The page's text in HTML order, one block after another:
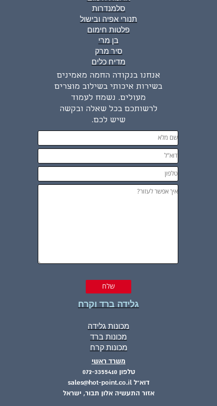
משרד ראשי
טלפון 072-3355410
דוא"ל sales@hot-point.co.il
אזור התעשיה אלון תבור, ישראל
אנחנו בנקודה החמה מאמינים
בשירות איכותי בשילוב מוצרים
מעולים. נשמח לעמוד
לרשותכם בכל שאלה ובקשה
שיש לכם.
גלידה ברד וקרח
מכונות גלידה
מכונות ברד
מכונות קרח
סלמנדרות
תנורי אפיה ובישול
פלטות חימום
בן מרי
סיר מרק
מדיח כלים